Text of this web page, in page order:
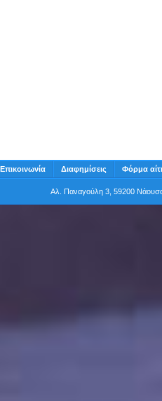
Επικοινωνία Διαφημίσεις Φόρμα
Αλ. Παναγούλη 3, 59200